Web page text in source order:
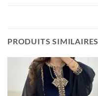
PRODUITS SIMILAIRES